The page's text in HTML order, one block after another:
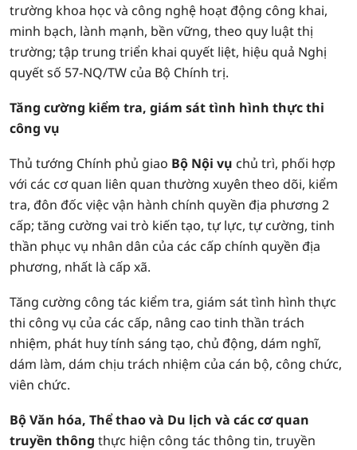
trường khoa học và công nghệ hoạt động công khai,
minh bạch, lành mạnh, bền vững, theo quy luật thị
trường; tập trung triển khai quyết liệt, hiệu quả Nghị
quyết số 57-NQ/TW của Bộ Chính trị.
Tăng cường kiểm tra, giám sát tình hình thực thi
công vụ
Thủ tướng Chính phủ giao Bộ Nội vụ chủ trì, phối hợp
với các cơ quan liên quan thường xuyên theo dõi, kiểm
tra, đôn đốc việc vận hành chính quyền địa phương 2
cấp; tăng cường vai trò kiến tạo, tự lực, tự cường, tinh
thần phục vụ nhân dân của các cấp chính quyền địa
phương, nhất là cấp xã.
Tăng cường công tác kiểm tra, giám sát tình hình thực
thi công vụ của các cấp, nâng cao tinh thần trách
nhiệm, phát huy tính sáng tạo, chủ động, dám nghĩ,
dám làm, dám chịu trách nhiệm của cán bộ, công chức,
viên chức.
Bộ Văn hóa, Thể thao và Du lịch và các cơ quan
truyền thông thực hiện công tác thông tin, truyền